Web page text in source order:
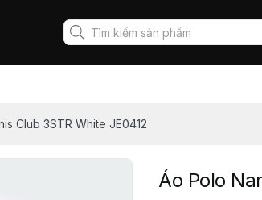
Club 3STR White JE0412
Áo Polo